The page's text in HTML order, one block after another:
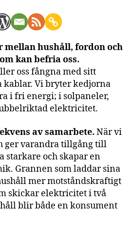
mellan hushåll, fordon och
kan befria oss.
oss fångna med sitt
kablar. Vi bryter kedjorna
i fri energi; i solpaneler,
elektricitet.
av samarbete. När vi
ger varandra tillgång till
starkare och skapar en
Grannen som laddar sina
mer motståndskraftigt
skickar elektricitet i två
blir både en konsument